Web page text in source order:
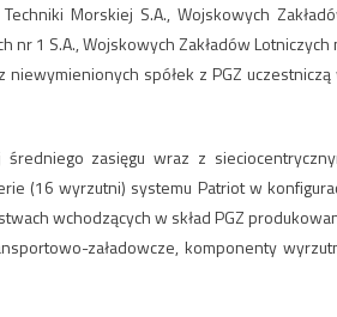
Morskiej S.A., Wojskowych
nr 1 S.A., Wojskowych Zakładów Lotniczych
niewymienionych spółek z PGZ uczestniczą
zasięgu wraz z
(16 wyrzutni) systemu Patriot w
wchodzących w skład PGZ
załadowcze, komponenty